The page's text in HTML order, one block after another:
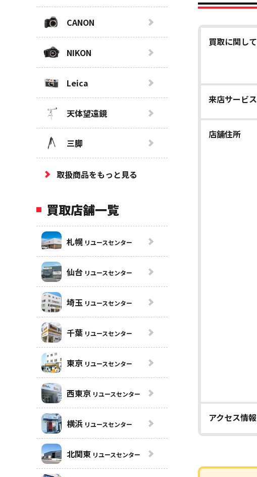
買取に関して
来店サービス
店舗住所
アクセス情報
CANON
NIKON
Leica
天体望遠鏡
三脚
取扱商品をもっと見る
買取店舗一覧
札幌 リユースセンター
仙台 リユースセンター
埼玉 リユースセンター
千葉 リユースセンター
東京 リユースセンター
西東京 リユースセンター
横浜 リユースセンター
北関東 リユースセンター